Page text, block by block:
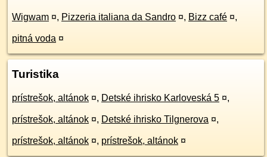
Wigwam ¤, Pizzeria italiana da Sandro ¤, Bizz café ¤,
pitná voda ¤
Turistika
prístrešok, altánok ¤, Detské ihrisko Karloveská 5 ¤,
prístrešok, altánok ¤, Detské ihrisko Tilgnerova ¤,
prístrešok, altánok ¤, prístrešok, altánok ¤